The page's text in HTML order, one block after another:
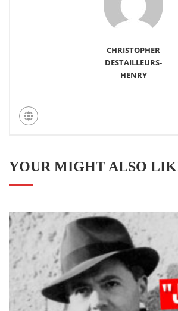
CHRISTOPHER
DESTAILLEURS-
HENRY
YOUR MIGHT ALSO